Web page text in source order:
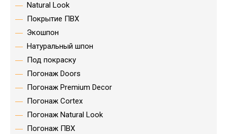
Natural Look
Покрытие ПВХ
Экошпон
Натуральный шпон
Под покраску
Погонаж Doors
Погонаж Premium Decor
Погонаж Cortex
Погонаж Natural Look
Погонаж ПВХ